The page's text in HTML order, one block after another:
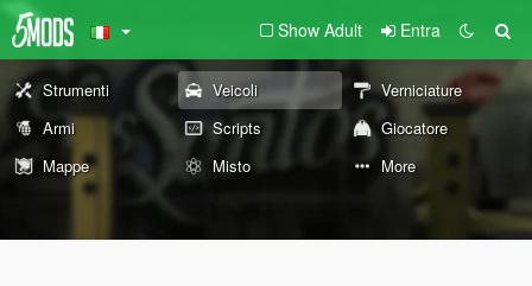
Show Adult Entra
Strumenti Veicoli
Verniciature
Armi
Scripts
Giocatore
Mappe
Misto More